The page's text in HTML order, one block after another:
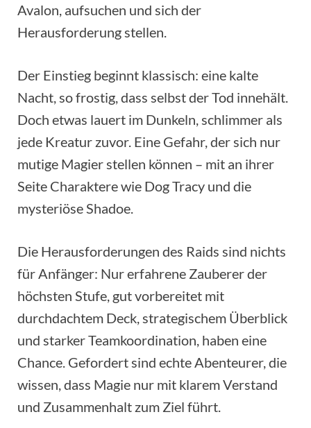
Avalon, aufsuchen und sich der
Herausforderung stellen.
Der Einstieg beginnt klassisch: eine kalte
Nacht, so frostig, dass selbst der Tod innehält.
Doch etwas lauert im Dunkeln, schlimmer als
jede Kreatur zuvor. Eine Gefahr, der sich nur
mutige Magier stellen können – mit an ihrer
Seite Charaktere wie Dog Tracy und die
mysteriöse Shadoe.
Die Herausforderungen des Raids sind nichts
für Anfänger: Nur erfahrene Zauberer der
höchsten Stufe, gut vorbereitet mit
durchdachtem Deck, strategischem Überblick
und starker Teamkoordination, haben eine
Chance. Gefordert sind echte Abenteurer, die
wissen, dass Magie nur mit klarem Verstand
und Zusammenhalt zum Ziel führt.